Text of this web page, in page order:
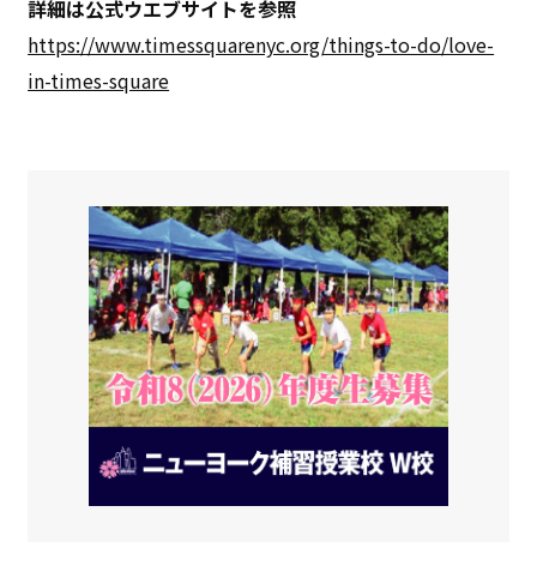
詳細は公式ウエブサイトを参照
https://www.timessquarenyc.org/things-to-do/love-
in-times-square